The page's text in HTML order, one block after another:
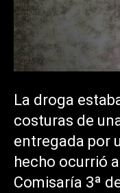
La droga
costuras de
entregada por
hecho ocurrió
Comisaría 3ª